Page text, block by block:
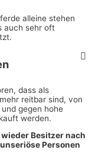
alleine stehen
auch sehr oft
dass als
reitbar sind, von
gegen hohe
werden.
Besitzer nach
Personen